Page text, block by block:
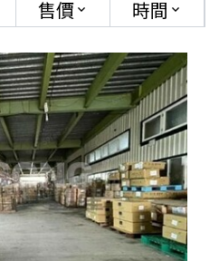
售價keyboard_arrow_down 時間 keyboard_arrow_down